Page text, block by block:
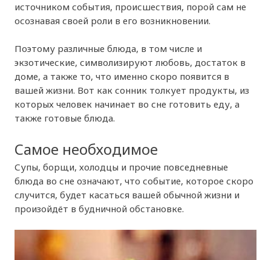
источником события, происшествия, порой сам не
осознавая своей роли в его возникновении.
Поэтому различные блюда, в том числе и
экзотические, символизируют любовь, достаток в
доме, а также то, что именно скоро появится в
вашей жизни. Вот как сонник толкует продукты, из
которых человек начинает во сне готовить еду, а
также готовые блюда.
Самое необходимое
Супы, борщи, холодцы и прочие повседневные
блюда во сне означают, что событие, которое скоро
случится, будет касаться вашей обычной жизни и
произойдёт в будничной обстановке.